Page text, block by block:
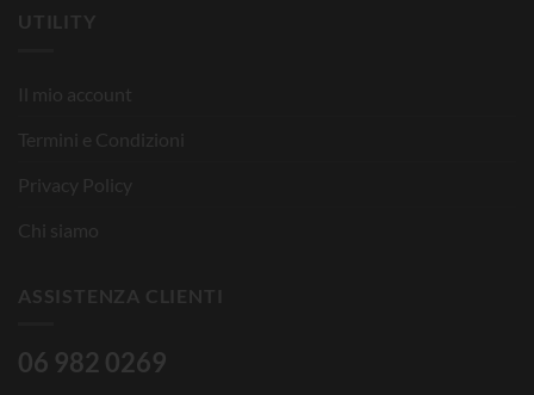
UTILITY
Il mio account
Termini e Condizioni
Privacy Policy
Chi siamo
ASSISTENZA CLIENTI
06 982 0269